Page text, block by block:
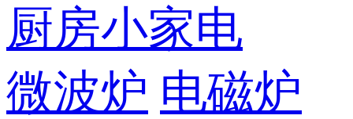
厨房小家电
微波炉 电磁炉